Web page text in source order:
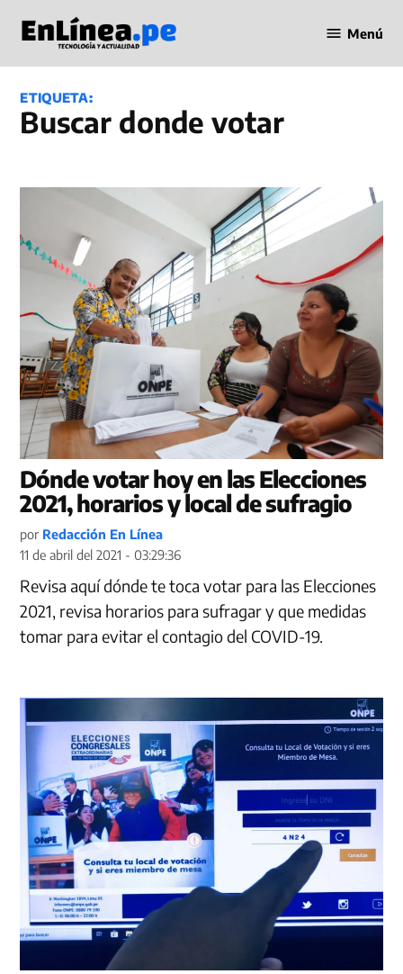
contenido
en Línea
Menú
ETIQUETA:
buscar donde votar
Dónde votar hoy en las Elecciones
2021, horarios y local de sufragio
por Redacción En Línea
11 de abril del 2021 - 03:29:36
Revisa aquí dónde te toca votar para las Elecciones
2021, revisa horarios para sufragar y que medidas
tomar para evitar el contagio del COVID-19.